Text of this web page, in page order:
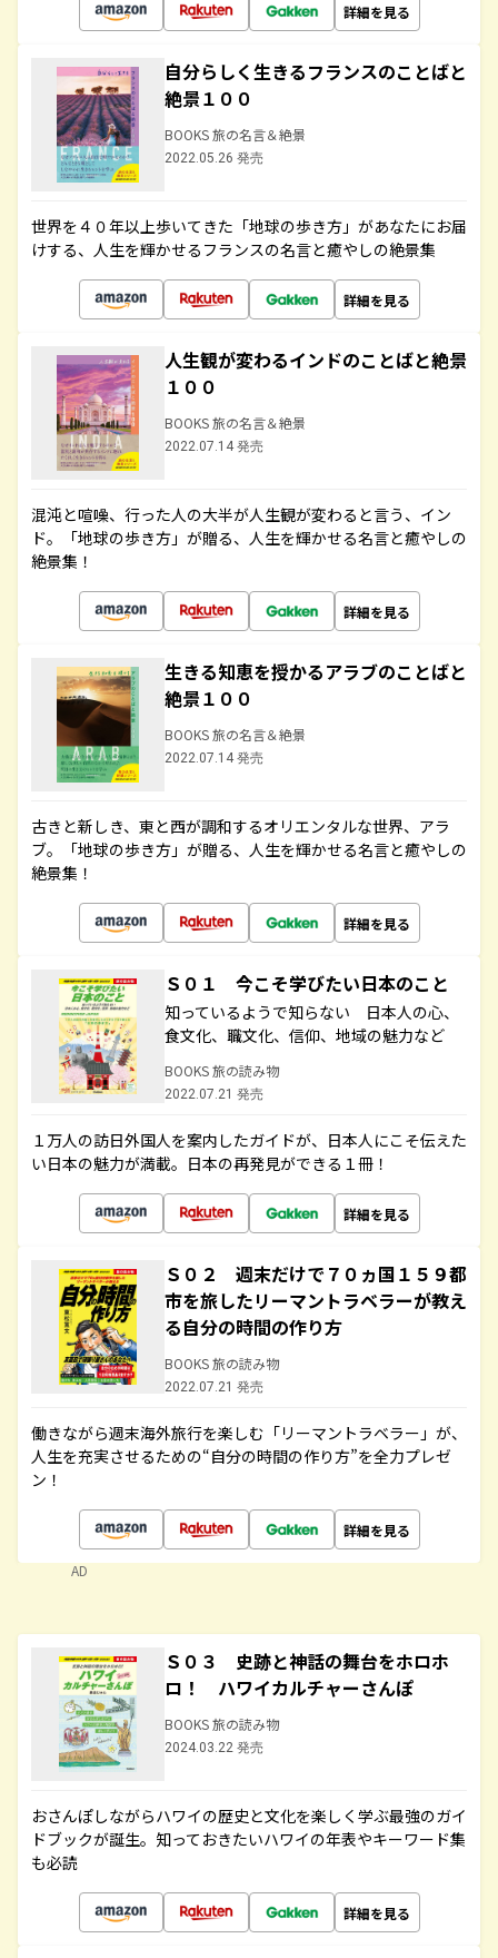
詳細を見る
自分らしく生きるフランスのことばと
絶景１００
BOOKS 旅の名言＆絶景
2022.05.26 発売
世界を４０年以上歩いてきた「地球の歩き方」があなたにお届
けする、人生を輝かせるフランスの名言と癒やしの絶景集
詳細を見る
人生観が変わるインドのことばと絶景
１００
BOOKS 旅の名言＆絶景
2022.07.14 発売
混沌と喧噪、行った人の大半が人生観が変わると言う、イン
ド。「地球の歩き方」が贈る、人生を輝かせる名言と癒やしの
絶景集！
詳細を見る
生きる知恵を授かるアラブのことばと
絶景１００
BOOKS 旅の名言＆絶景
2022.07.14 発売
古きと新しき、東と西が調和するオリエンタルな世界、アラ
ブ。「地球の歩き方」が贈る、人生を輝かせる名言と癒やしの
絶景集！
詳細を見る
Ｓ０１ 今こそ学びたい日本のこと
知っているようで知らない 日本人の心、
食文化、職文化、信仰、地域の魅力など
BOOKS 旅の読み物
2022.07.21 発売
１万人の訪日外国人を案内したガイドが、日本人にこそ伝えた
い日本の魅力が満載。日本の再発見ができる１冊！
詳細を見る
Ｓ０２ 週末だけで７０ヵ国１５９都
市を旅したリーマントラベラーが教え
る自分の時間の作り方
BOOKS 旅の読み物
2022.07.21 発売
働きながら週末海外旅行を楽しむ「リーマントラベラー」が、
人生を充実させるための“自分の時間の作り方”を全力プレゼ
ン！
詳細を見る
AD
Ｓ０３ 史跡と神話の舞台をホロホ
ロ！ ハワイカルチャーさんぽ
BOOKS 旅の読み物
2024.03.22 発売
おさんぽしながらハワイの歴史と文化を楽しく学ぶ最強のガイ
ドブックが誕生。知っておきたいハワイの年表やキーワード集
も必読
詳細を見る